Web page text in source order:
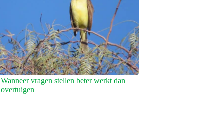
Wanneer vragen stellen beter werkt dan
overtuigen